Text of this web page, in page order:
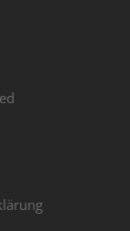
in Hülle
mich
lebe. Ich liebe